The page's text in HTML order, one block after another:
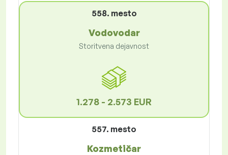
558. mesto
Vodovodar
Storitvena dejavnost
1.278 - 2.573 EUR
557. mesto
Kozmetičar